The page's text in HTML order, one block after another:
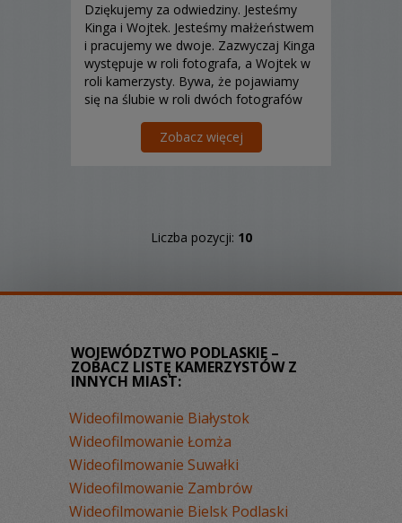
Dziękujemy za odwiedziny. Jesteśmy
Kinga i Wojtek. Jesteśmy małżeństwem
i pracujemy we dwoje. Zazwyczaj Kinga
występuje w roli fotografa, a Wojtek w
roli kamerzysty. Bywa, że pojawiamy
się na ślubie w roli dwóch fotografów
Zobacz więcej
Liczba pozycji: 10
WOJEWÓDZTWO PODLASKIE –
ZOBACZ LISTĘ KAMERZYSTÓW Z
INNYCH MIAST:
Wideofilmowanie Białystok
Wideofilmowanie Łomża
Wideofilmowanie Suwałki
Wideofilmowanie Zambrów
Wideofilmowanie Bielsk Podlaski